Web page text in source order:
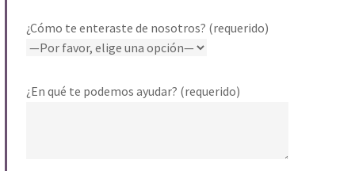
¿Cómo te enteraste de nosotros? (requerido)
¿En qué te podemos ayudar? (requerido)